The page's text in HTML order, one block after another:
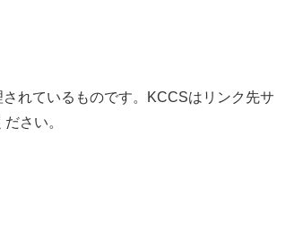
れているものです。KCCSはリンク先サ
さい。